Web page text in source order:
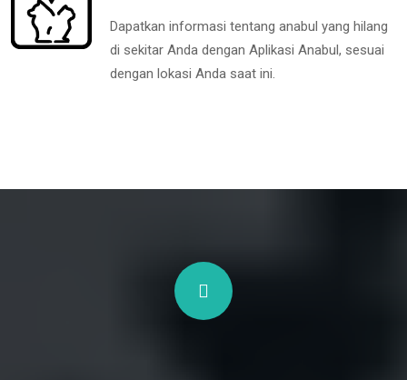
Dapatkan informasi tentang anabul yang hilang
di sekitar Anda dengan Aplikasi Anabul, sesuai
dengan lokasi Anda saat ini.